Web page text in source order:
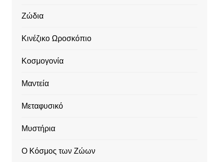
Ζώδια
Κινέζικο Ωροσκόπιο
Κοσμογονία
Μαντεία
Μεταφυσικό
Μυστήρια
Ο Κόσμος των Ζώων